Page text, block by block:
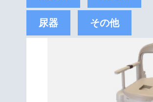
尿器 その他